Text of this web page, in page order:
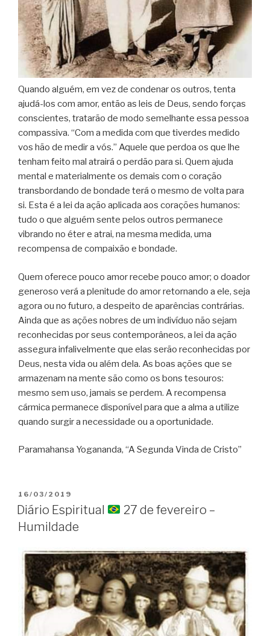
Quando alguém, em vez de condenar os outros, tenta
ajudá-los com amor, então as leis de Deus, sendo forças
conscientes, tratarão de modo semelhante essa pessoa
compassiva. “Com a medida com que tiverdes medido
vos hão de medir a vós.” Aquele que perdoa os que lhe
tenham feito mal atrairá o perdão para si. Quem ajuda
mental e materialmente os demais com o coração
transbordando de bondade terá o mesmo de volta para
si. Esta é a lei da ação aplicada aos corações humanos:
tudo o que alguém sente pelos outros permanece
vibrando no éter e atrai, na mesma medida, uma
recompensa de compaixão e bondade.
Quem oferece pouco amor recebe pouco amor; o doador
generoso verá a plenitude do amor retornando a ele, seja
agora ou no futuro, a despeito de aparências contrárias.
Ainda que as ações nobres de um indivíduo não sejam
reconhecidas por seus contemporâneos, a lei da ação
assegura infalivelmente que elas serão reconhecidas por
Deus, nesta vida ou além dela. As boas ações que se
armazenam na mente são como os bons tesouros:
mesmo sem uso, jamais se perdem. A recompensa
cármica permanece disponível para que a alma a utilize
quando surgir a necessidade ou a oportunidade.
Paramahansa Yogananda, “A Segunda Vinda de Cristo”
PUBLICADO
EM
16/03/2019
Diário Espiritual
27 de fevereiro –
Humildade